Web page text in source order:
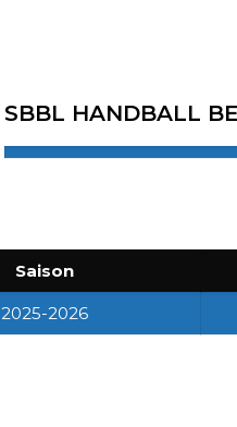
SBBL HANDBALL
Saison
2025-2026